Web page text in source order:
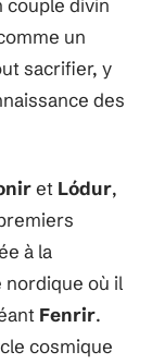
couple divin
un
sacrifier, y
des
et Lódur,
à la
nordique où il
Fenrir.
cosmique